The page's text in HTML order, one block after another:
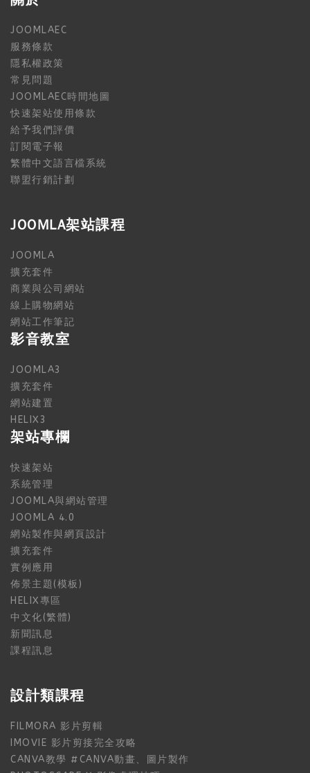
JOOMLAEC
服務條款
隱私權政策
常見問題
JOOMLAEC時間地圖
快速架站使用條款
給予我們評價
訂閱電子報
繁體中文語言檔系統
聯盟行銷計劃
JOOMLA架站課程
JOOMLA
擴充套件
商業與公司網站
線上購物網站
網站工作筆記
影音教室
JOOMLA3
擴充套件
網站建置
HELIX3
架站專欄
快速架站
系統管理
JOOMLA與網站管理
JOOMLA 4.0
網站製作與網頁設計
擴充套件
實例應用
佈景主題(模板)
HELIX專區
中文化(繁體)
新聞訊息
課程訊息
設計類課程
FILMORA 影片剪輯
IMOVIE 影片剪接完全攻略
CANVA教學 #CANVA動畫、圖片製作